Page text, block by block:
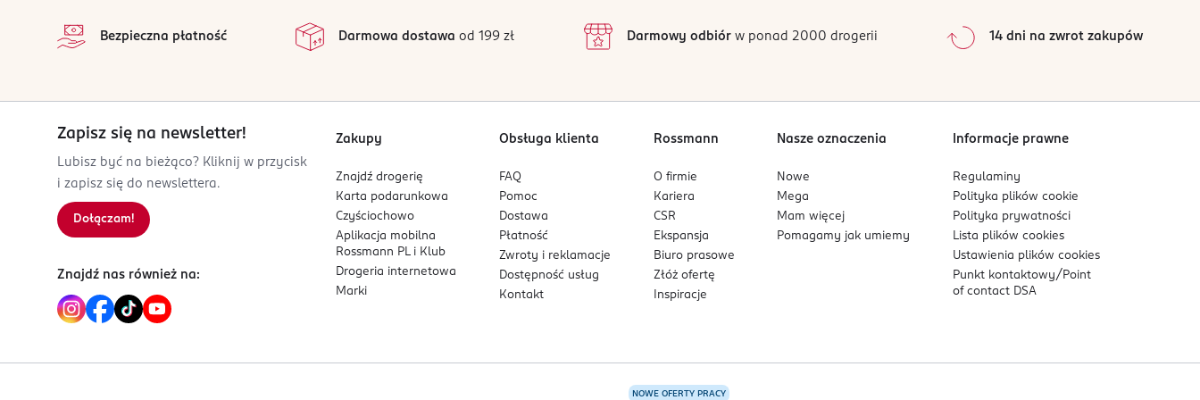
5 900939 410930
2
1
0%
Sortowanie wgdata: od najnowszej
Bezpieczna płatność Darmowa dostawa od 199 zł Darmowy odbiórw ponad 2000 drogerii 14 dni na zwrot zakupów
Zapisz się na newsletter!
Lubisz być na bieżąco? Kliknij w przycisk
i zapisz się do newslettera.
Dołączam!
Znajdź nas również na:
Zakupy
Znajdź drogerię
Karta podarunkowa
Czyściochowo
Aplikacja mobilna
Rossmann PL i Klub
Drogeria internetowa
Marki
Obsługa klienta
FAQ
Pomoc
Dostawa
Płatność
Zwroty i reklamacje
Dostępność usług
Kontakt
Rossmann
O firmie
Kariera
CSR
Ekspansja
Biuro prasowe
Złóż ofertę
Inspiracje
Nasze oznaczenia
Nowe
Mega
Mam więcej
Pomagamy jak umiemy
Informacje prawne
Regulaminy
Polityka plikówcookie
Polityka prywatności
Lista plikówcookies
Ustawienia plikówcookies
Punkt kontaktowy/ Point
of contact DSA
NOWE OFERTY PRACY